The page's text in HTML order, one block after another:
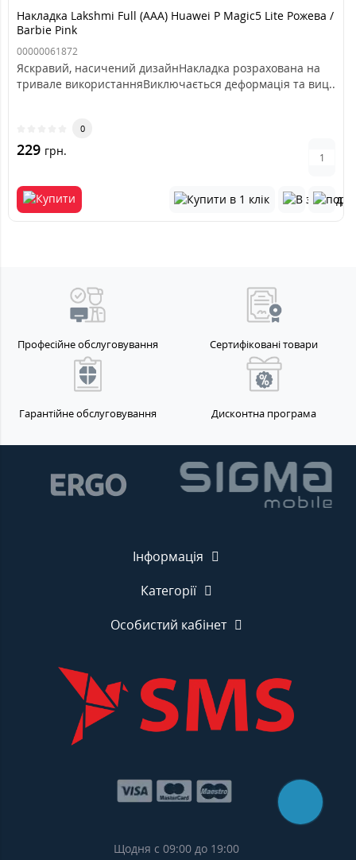
Накладка Lakshmi Full (AAA) Huawei P Magic5 Lite Рожева /
Barbie Pink
00000061872
Яскравий, насичений дизайнНакладка розрахована на
тривале використанняВиключається деформація та виц..
0
229 грн.
Професійне обслуговування Сертифіковані товари
Гарантійне обслуговування Дисконтна програма
Інформація
Категорії
Особистий кабінет
Щодня с 09:00 до 19:00